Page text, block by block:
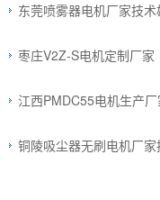
东莞喷雾器电机厂家技术
枣庄V2Z-S电机定制厂家
江西PMDC55电机生产
铜陵吸尘器无刷电机厂家